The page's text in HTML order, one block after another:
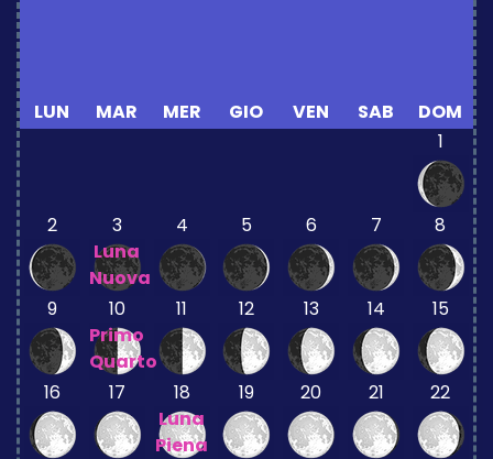
LUN MAR MER GIO VEN SAB
DOM
1
2
3
Luna
Nuova
4 5 6 7 8
9
10
Primo
Quarto
11 12 13 14 15
16 17
18
Luna
Piena
19 20 21 22